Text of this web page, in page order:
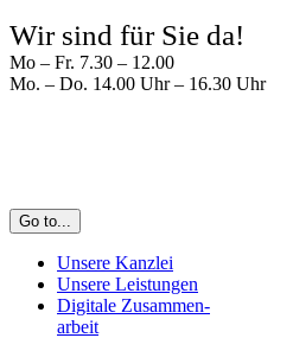
Zum
Inhalt
springen
Wir sind für Sie da!
Mo – Fr. 7.30 – 12.00
Mo. – Do. 14.00 Uhr – 16.30 Uhr
Go to...
Unsere Kanzlei
Unsere Leistungen
Digitale Zusammen-
arbeit